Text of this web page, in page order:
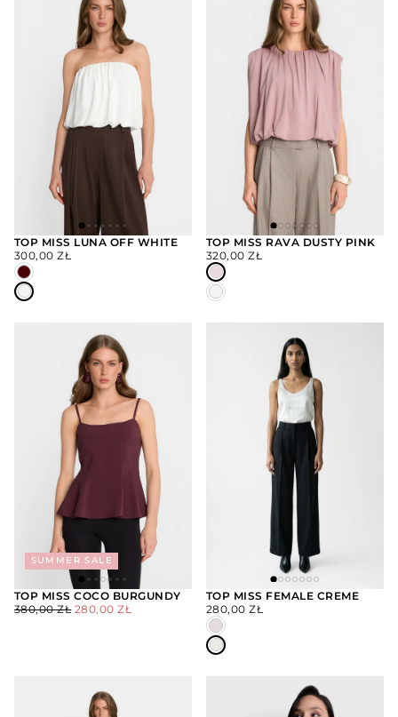
WYBIERZ
OPCJE
TOP MISS LUNA OFF WHITE
CENA
REGULARNA
300,00 ZŁ WYBIERZ
OPCJE
TOP MISS RAVA DUSTY PINK
CENA
REGULARNA
320,00 ZŁ
SUMMER SALE
WYBIERZ
TOP MISS COCO BURGUNDY
CENA
380,00 ZŁ CENA
280,00 ZŁ WYBIERZ
OPCJE
TOP MISS FEMALE CREME
CENA
REGULARNA
280,00 ZŁ